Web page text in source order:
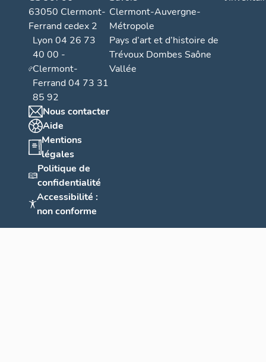
63050 Clermont-
Ferrand cedex 2
Lyon 04 26 73
40 00 -
Clermont-
Ferrand 04 73 31
85 92
Nous contacter
Aide
Mentions
légales
Politique de
confidentialité
Accessibilité :
non conforme
Clermont-Auvergne-
Métropole
Pays d’art et d’histoire de
Trévoux Dombes Saône
Vallée